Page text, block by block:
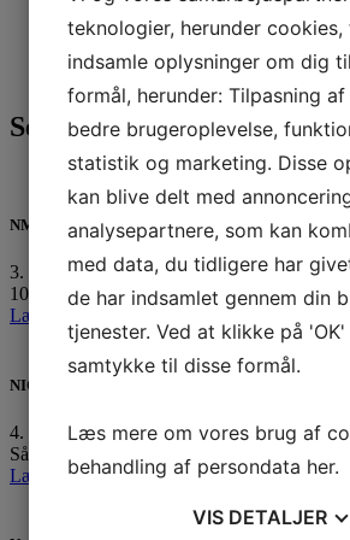
Sejlerskolen
Sejlklubben(615)
Tursejlere(61)
Ungdom(137)
Seneste 3 indlæg
NM medaljer til unge Horsens sejlere
3. august 2026
10 af vores ungdomssejlere er netop
Læs mere »
NIOR sejlerret uge 33
4. august 2026
Så er vi igen klar med ugens sejlerret til uge
Læs mere »
teknologier, herunder cookies,
indsamle oplysninger om dig
formål, herunder: Tilpasning
bedre brugeroplevelse,
statistik og marketing. Disse
kan blive delt med
analysepartnere, som kan
med data, du tidligere har
de har indsamlet gennem din
tjenester. Ved at klikke på
samtykke til disse formål.
Læs mere om vores brug af
behandling af persondata her.
VIS DETALJER